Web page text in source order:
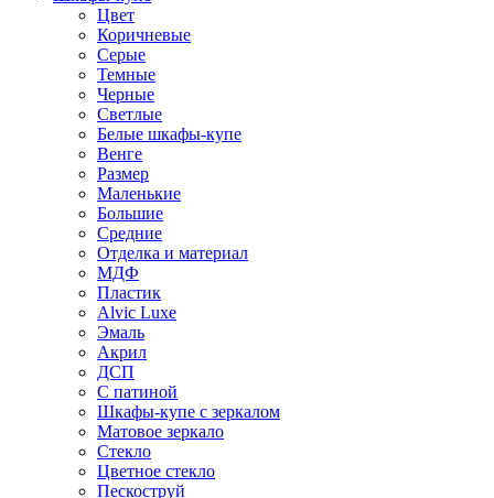
Цвет
Коричневые
Серые
Темные
Черные
Светлые
Белые шкафы-купе
Венге
Размер
Маленькие
Большие
Средние
Отделка и материал
МДФ
Пластик
Alvic Luxe
Эмаль
Акрил
ДСП
С патиной
Шкафы-купе с зеркалом
Матовое зеркало
Стекло
Цветное стекло
Пескоструй